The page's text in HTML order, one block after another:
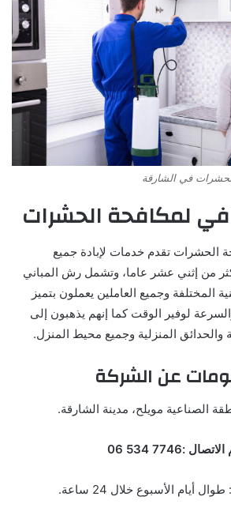
لمكافحة الحشرات
الحشرات تقدم خدمات لإبادة جميع
من إثني عشر عاما، وتشمل رش المباني
المختلفة وجميع العاملين يعملون بتميز
لوفير الوقت كما إنهم يذهبون إلى
والحدائق المنزلية وجميع محيط المنزل.
عن الشركة
الصناعية مويلح، مدينة الشارقة.
:7746 534 06
: طوال أيام الأسبوع خلال 24 ساعة.